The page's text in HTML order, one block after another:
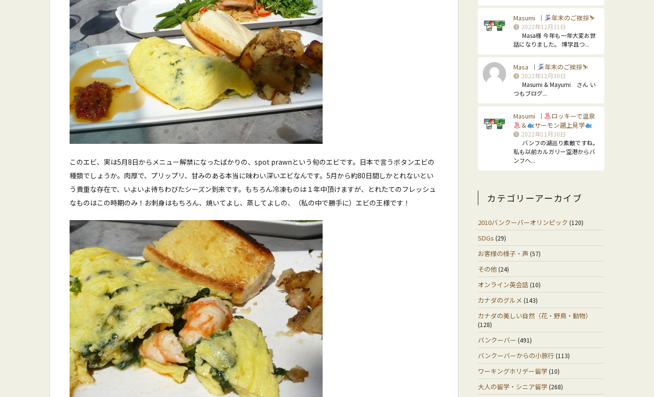
このエビ、実は5月8日からメニュー解禁になったばかりの、spot prawnという旬のエビです。日本で言うボタンエビの
種類でしょうか。肉厚で、プリップリ、甘みのある本当に味わい深いエビなんです。5月から約80日間しかとれないとい
う貴重な存在で、いよいよ待ちわびたシーズン到来です。もちろん冷凍ものは１年中頂けますが、とれたてのフレッシュ
なものはこの時期のみ！お刺身はもちろん、焼いてよし、蒸してよしの、（私の中で勝手に）エビの王様です！
Masumi ｜ 年末のご挨拶⛷
2022年12月31日
Masa様 今年も一年大変お世
話になりました。 博学且つ...
Masa ｜ 年末のご挨拶⛷
2022年12月30日
Masumi & Mayumi さん い
つもブログ...
Masumi ｜
ロッキーで温泉
＆
サーモン遡上見学
2022年11月30日
バンフの湖巡り素敵ですね。
私も以前カルガリー空港からバ
ンフへ...
カテゴリーアーカイブ
2010バンクーバーオリンピック (120)
SDGs (29)
お客様の様子・声 (57)
その他(24)
オンライン英会話 (10)
カナダのグルメ (143)
カナダの美しい自然（花・野鳥・動物）
(128)
バンクーバー (491)
バンクーバーからの小旅行(113)
ワーキングホリデー留学(10)
大人の留学・シニア留学(268)